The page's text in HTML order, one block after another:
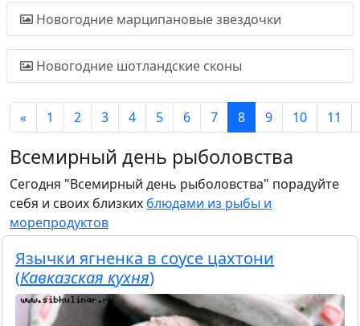
Новогодние марципановые звездочки
Новогодние шотландские сконы
« 1 2 3 4 5 6 7 8 9 10 11
Всемирный день рыболовства
Сегодня "Всемирный день рыболовства" порадуйте
себя и своих близких блюдами из рыбы и
морепродуктов
Язычки ягненка в соусе цахтони
(Кавказская кухня)